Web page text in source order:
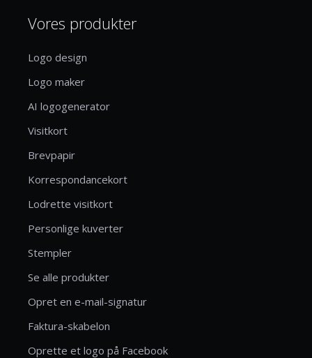
Vores produkter
Logo design
Logo maker
AI logogenerator
Visitkort
Brevpapir
Korrespondancekort
Lodrette visitkort
Personlige kuverter
Stempler
Se alle produkter
Opret en e-mail-signatur
Faktura-skabelon
Oprette et logo på Facebook